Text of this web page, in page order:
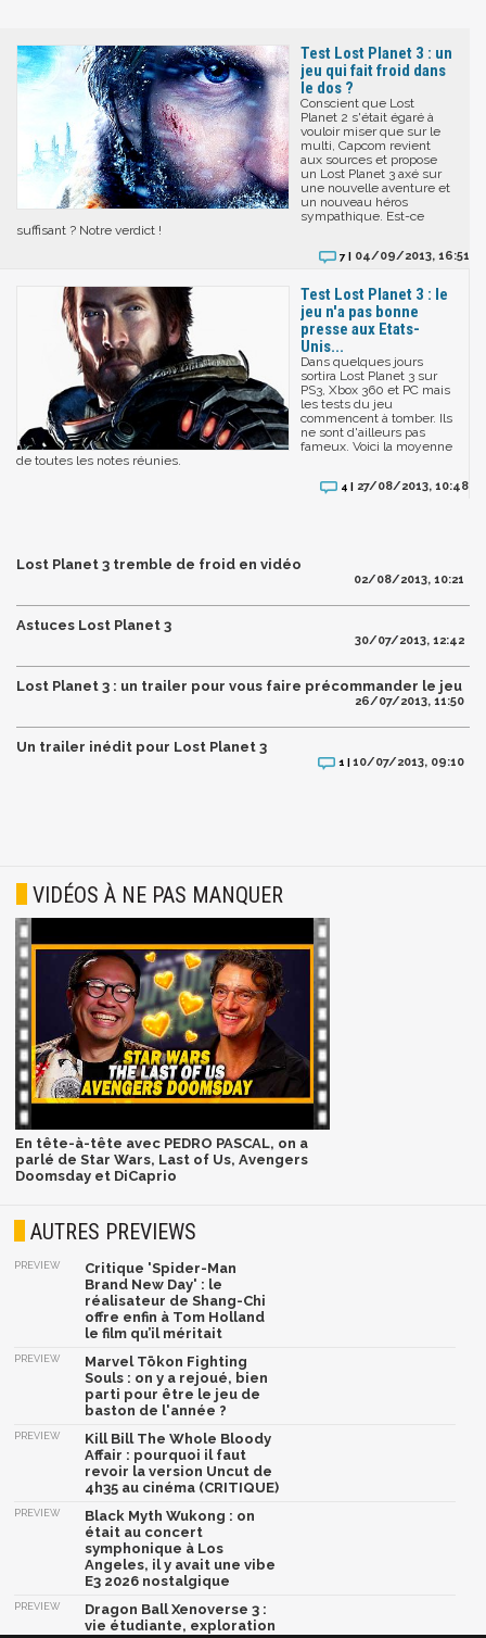
Test Lost Planet 3 : un
jeu qui fait froid dans
le dos ?
Conscient que Lost
Planet 2 s'était égaré à
vouloir miser que sur le
multi, Capcom revient
aux sources et propose
un Lost Planet 3 axé sur
une nouvelle aventure et
un nouveau héros
sympathique. Est-ce
suffisant ? Notre verdict !
7 | 04/09/2013, 16:51
Test Lost Planet 3 : le
jeu n'a pas bonne
presse aux Etats-
Unis...
Dans quelques jours
sortira Lost Planet 3 sur
PS3, Xbox 360 et PC mais
les tests du jeu
commencent à tomber. Ils
ne sont d'ailleurs pas
fameux. Voici la moyenne
de toutes les notes réunies.
4 | 27/08/2013, 10:48
Lost Planet 3 tremble de froid en vidéo
02/08/2013, 10:21
Astuces Lost Planet 3
30/07/2013, 12:42
Lost Planet 3 : un trailer pour vous faire précommander le jeu
26/07/2013, 11:50
Un trailer inédit pour Lost Planet 3
1 |10/07/2013, 09:10
VIDÉOS À NE PAS MANQUER
En tête-à-tête avec PEDRO PASCAL, on a
parlé de Star Wars, Last of Us, Avengers
Doomsday et DiCaprio
AUTRES PREVIEWS
PREVIEW
Critique 'Spider-Man
Brand New Day' : le
réalisateur de Shang-Chi
offre enfin à Tom Holland
le film qu’il méritait
PREVIEW
Marvel Tōkon Fighting
Souls : on y a rejoué, bien
parti pour être le jeu de
baston de l'année ?
PREVIEW
Kill Bill The Whole Bloody
Affair : pourquoi il faut
revoir la version Uncut de
4h35 au cinéma (CRITIQUE)
PREVIEW
Black Myth Wukong : on
était au concert
symphonique à Los
Angeles, il y avait une vibe
E3 2026 nostalgique
PREVIEW
Dragon Ball Xenoverse 3 :
vie étudiante, exploration